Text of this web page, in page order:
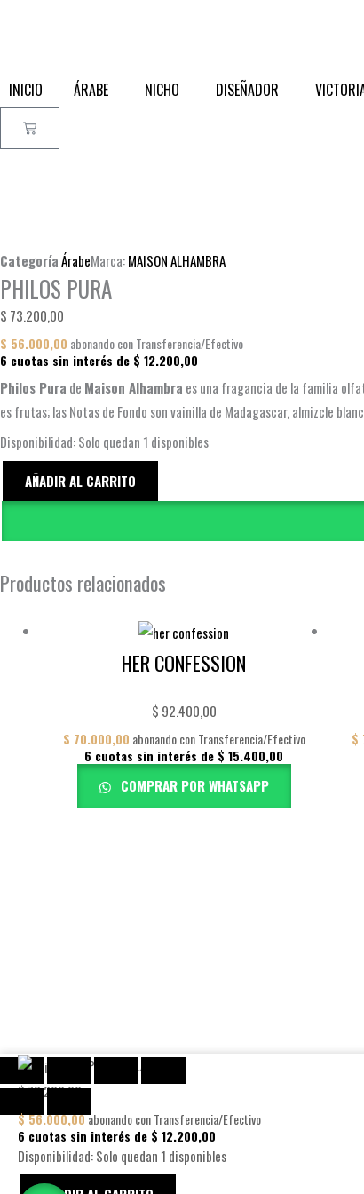
INICIO ÁRABE NICHO DISEÑADOR
Cart
CategoríaÁrabeMarca:MAISON ALHAMBRA
PHILOS PURA
$ 73.200,00
$ 56.000,00 abonando con Transferencia/Efectivo
6 cuotas sin interés de $ 12.200,00
Philos Pura de Maison Alhambra es una fragancia de la familia
es frutas; las Notas de Fondo son vainilla de Madagascar, almizcle
Disponibilidad:Solo quedan 1 disponibles
PHILOS
PURA
cantidadAÑADIR AL CARRITO
Productos relacionados
HER CONFESSION
$ 92.400,00
$ 70.000,00 abonando con Transferencia/Efectivo
6 cuotas sin interés de $ 15.400,00
COMPRAR POR WHATSAPP
$
PHILOS PURA
$73.200,00
$56.000,00abonando con Transferencia/Efectivo
6 cuotas sin interés de $ 12.200,00
Disponibilidad:Solo quedan 1 disponibles
PHILOS
PURA
cantidad